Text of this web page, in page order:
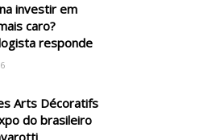
investir em
caro?
responde
Arts Décoratifs
do brasileiro